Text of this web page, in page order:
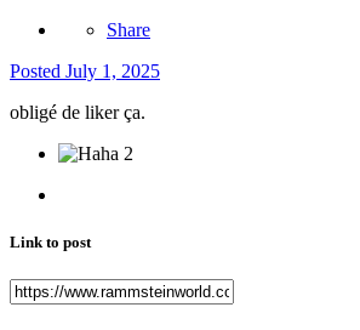
Share
Posted July 1, 2025
obligé de liker ça.
2
Link to post